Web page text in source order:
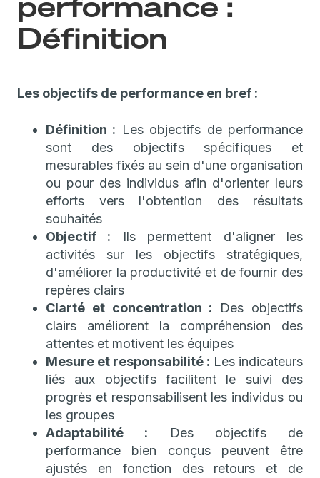
Définition
Les objectifs de performance en bref :
Définition : Les objectifs de performance
sont des objectifs spécifiques et
mesurables fixés au sein d'une organisation
ou pour des individus afin d'orienter leurs
efforts vers l'obtention des résultats
souhaités
Objectif : Ils permettent d'aligner les
activités sur les objectifs stratégiques,
d'améliorer la productivité et de fournir des
repères clairs
Clarté et concentration : Des objectifs
clairs améliorent la compréhension des
attentes et motivent les équipes
Mesure et responsabilité : Les indicateurs
liés aux objectifs facilitent le suivi des
progrès et responsabilisent les individus ou
les groupes
Adaptabilité : Des objectifs de
performance bien conçus peuvent être
ajustés en fonction des retours et de